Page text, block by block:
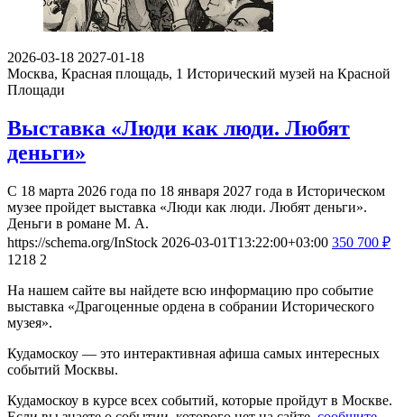
2026-03-18 2027-01-18
Москва, Красная площадь, 1 Исторический музей на Красной
Площади
Выставка «Люди как люди. Любят
деньги»
С 18 марта 2026 года по 18 января 2027 года в Историческом
музее пройдет выставка «Люди как люди. Любят деньги».
Деньги в романе М. А.
https://schema.org/InStock 2026-03-01T13:22:00+03:00 350 700 ₽
1218 2
На нашем сайте вы найдете всю информацию про событие
выставка «Драгоценные ордена в собрании Исторического
музея».
Кудамоскоу — это интерактивная афиша самых интересных
событий Москвы.
Кудамоскоу в курсе всех событий, которые пройдут в Москве.